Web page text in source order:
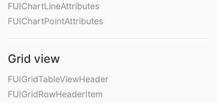
FUIChartLineAttributes
FUIChartPointAttributes
Grid view
FUIGridTableViewHeader
FUIGridRowHeaderItem